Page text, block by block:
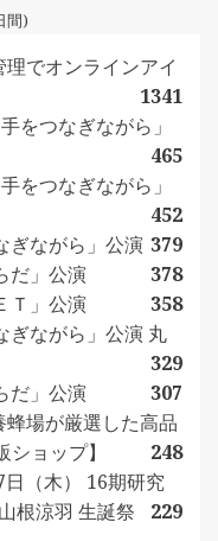
間)
でオンラインアイ
1341
をつなぎながら」
465
をつなぎながら」
452
ぎながら」公演 379
だ」公演
378
Ｔ」公演
358
ぎながら」公演 丸
329
だ」公演
307
場が厳選した高品
ョップ】
248
日（木） 16期研究
根涼羽 生誕祭
229